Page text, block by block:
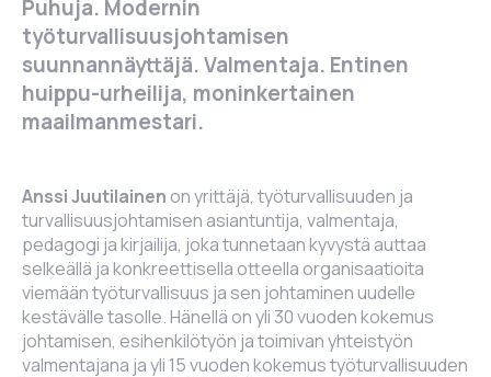
Puhuja. Modernin
työturvallisuusjohtamisen
suunnannäyttäjä. Valmentaja. Entinen
huippu-urheilija, moninkertainen
maailmanmestari.
Anssi Juutilainen on yrittäjä, työturvallisuuden ja
turvallisuusjohtamisen asiantuntija, valmentaja,
pedagogi ja kirjailija, joka tunnetaan kyvystä auttaa
selkeällä ja konkreettisella otteella organisaatioita
viemään työturvallisuus ja sen johtaminen uudelle
kestävälle tasolle. Hänellä on yli 30 vuoden kokemus
johtamisen, esihenkilötyön ja toimivan yhteistyön
valmentajana ja yli 15 vuoden kokemus työturvallisuuden